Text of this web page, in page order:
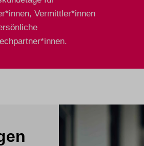
Vermittler*innen